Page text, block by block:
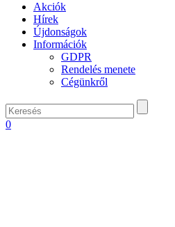
Akciók
Hírek
Újdonságok
Információk
GDPR
Rendelés menete
Cégünkről
0